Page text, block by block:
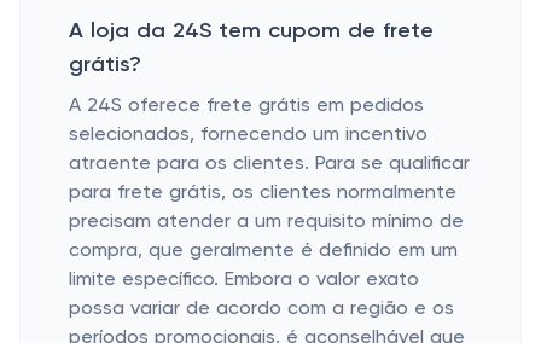
A loja da 24S tem cupom de frete
grátis?
A 24S oferece frete grátis em pedidos
selecionados, fornecendo um incentivo
atraente para os clientes. Para se qualificar
para frete grátis, os clientes normalmente
precisam atender a um requisito mínimo de
compra, que geralmente é definido em um
limite específico. Embora o valor exato
possa variar de acordo com a região e os
períodos promocionais, é aconselhável que